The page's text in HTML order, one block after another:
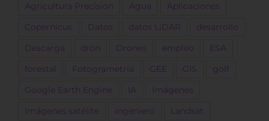
Agricultura Precisión Agua Aplicaciones
Copernicus Datos datos LiDAR desarrollo
Descarga dron Drones empleo ESA
forestal Fotogrametría GEE GIS golf
Google Earth Engine IA Imágenes
Imágenes satélite ingeniero Landsat